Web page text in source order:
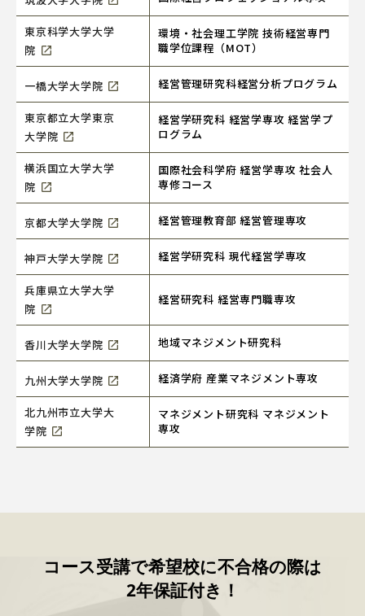
東京科学大学大学
院
環境・社会理工学院 技術経営専門
職学位課程（MOT）
一橋大学大学院 経営管理研究科経営分析プログラム
東京都立大学東京
大学院
経営学研究科 経営学専攻 経営学プ
ログラム
横浜国立大学大学
院
国際社会科学府 経営学専攻 社会人
専修コース
京都大学大学院 経営管理教育部 経営管理専攻
神戸大学大学院 経営学研究科 現代経営学専攻
兵庫県立大学大学
院
経営研究科 経営専門職専攻
香川大学大学院 地域マネジメント研究科
九州大学大学院 経済学府 産業マネジメント専攻
北九州市立大学大
学院
マネジメント研究科 マネジメント
専攻
コース受講で希望校に不合格の際は
2年保証付き！